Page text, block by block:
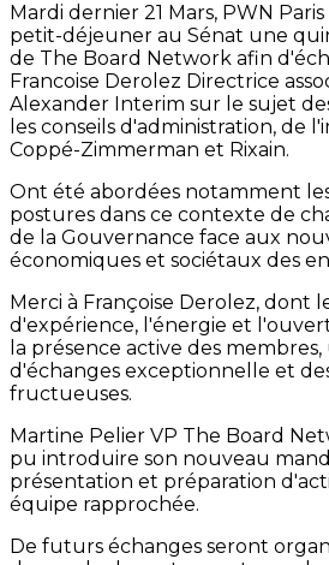
Mardi dernier 21 Mars, PWN
petit-déjeuner au Sénat une
de The Board Network afin
Francoise Derolez Directrice
Alexander Interim sur le sujet
les conseils d'administration, de
Coppé-Zimmerman et Rixain.
Ont été abordées notamment
postures dans ce contexte de
de la Gouvernance face aux
économiques et sociétaux des
Merci à Françoise Derolez, dont
d'expérience, l'énergie et
la présence active des
d'échanges exceptionnelle et
fructueuses.
Martine Pelier VP The Board
pu introduire son nouveau
présentation et préparation
équipe rapprochée.
De futurs échanges seront